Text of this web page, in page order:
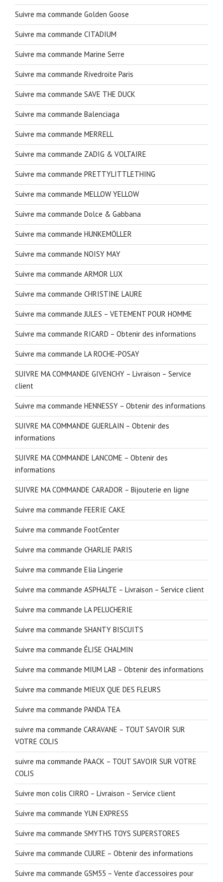
Suivre ma commande Golden Goose
Suivre ma commande CITADIUM
Suivre ma commande Marine Serre
Suivre ma commande Rivedroite Paris
Suivre ma commande SAVE THE DUCK
Suivre ma commande Balenciaga
Suivre ma commande MERRELL
Suivre ma commande ZADIG & VOLTAIRE
Suivre ma commande PRETTYLITTLETHING
Suivre ma commande MELLOW YELLOW
Suivre ma commande Dolce & Gabbana
Suivre ma commande HUNKEMÖLLER
Suivre ma commande NOISY MAY
Suivre ma commande ARMOR LUX
Suivre ma commande CHRISTINE LAURE
Suivre ma commande JULES – VETEMENT POUR HOMME
Suivre ma commande RICARD – Obtenir des informations
Suivre ma commande LA ROCHE-POSAY
SUIVRE MA COMMANDE GIVENCHY – Livraison – Service
client
Suivre ma commande HENNESSY – Obtenir des informations
SUIVRE MA COMMANDE GUERLAIN – Obtenir des
informations
SUIVRE MA COMMANDE LANCOME – Obtenir des
informations
SUIVRE MA COMMANDE CARADOR – Bijouterie en ligne
Suivre ma commande FEERIE CAKE
Suivre ma commande FootCenter
Suivre ma commande CHARLIE PARIS
Suivre ma commande Elia Lingerie
Suivre ma commande ASPHALTE – Livraison – Service client
Suivre ma commande LA PELUCHERIE
Suivre ma commande SHANTY BISCUITS
Suivre ma commande ÉLISE CHALMIN
Suivre ma commande MIUM LAB – Obtenir des informations
Suivre ma commande MIEUX QUE DES FLEURS
Suivre ma commande PANDA TEA
suivre ma commande CARAVANE – TOUT SAVOIR SUR
VOTRE COLIS
suivre ma commande PAACK – TOUT SAVOIR SUR VOTRE
COLIS
Suivre mon colis CIRRO – Livraison – Service client
Suivre ma commande YUN EXPRESS
Suivre ma commande SMYTHS TOYS SUPERSTORES
Suivre ma commande CUURE – Obtenir des informations
Suivre ma commande GSM55 – Vente d’accessoires pour